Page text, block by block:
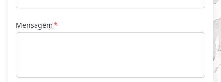
Mensagem